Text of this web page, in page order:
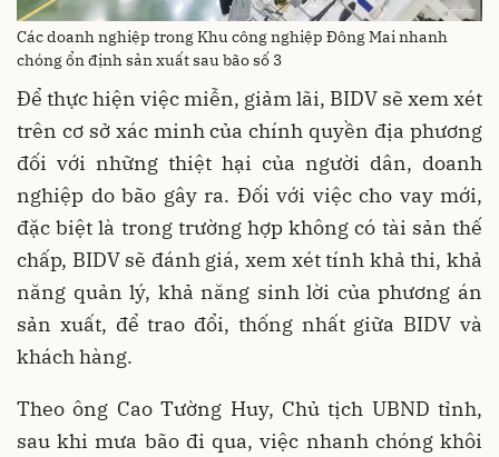
Các doanh nghiệp trong Khu công nghiệp Đông Mai nhanh
chóng ổn định sản xuất sau bão số 3
Để thực hiện việc miễn, giảm lãi, BIDV sẽ xem xét
trên cơ sở xác minh của chính quyền địa phương
đối với những thiệt hại của người dân, doanh
nghiệp do bão gây ra. Đối với việc cho vay mới,
đặc biệt là trong trường hợp không có tài sản thế
chấp, BIDV sẽ đánh giá, xem xét tính khả thi, khả
năng quản lý, khả năng sinh lời của phương án
sản xuất, để trao đổi, thống nhất giữa BIDV và
khách hàng.
Theo ông Cao Tường Huy, Chủ tịch UBND tỉnh,
sau khi mưa bão đi qua, việc nhanh chóng khôi